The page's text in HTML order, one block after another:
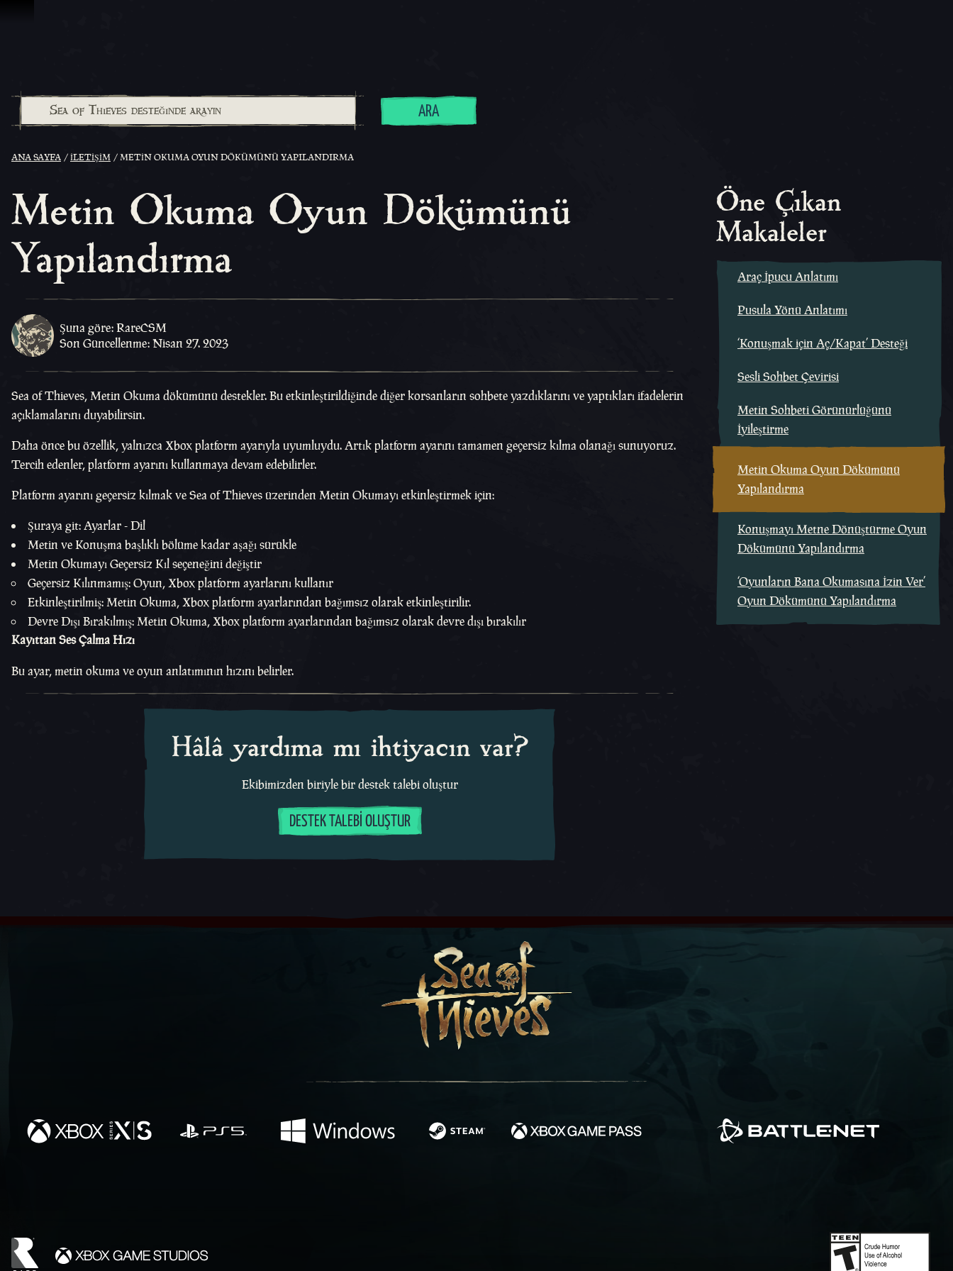
ARA
ANA SAYFA İLETIŞIM METIN OKUMA OYUN DÖKÜMÜNÜ YAPILANDIRMA
Metin Okuma Oyun Dökümünü
Yapılandırma
Şuna göre: RareCSM
Son Güncellenme: Nisan 27. 2023
Sea of Thieves, Metin Okuma dökümünü destekler. Bu etkinleştirildiğinde diğer korsanların sohbete yazdıklarını ve yaptıkları ifadelerin
açıklamalarını duyabilirsin.
Daha önce bu özellik, yalnızca Xbox platform ayarıyla uyumluydu. Artık platform ayarını tamamen geçersiz kılma olanağı sunuyoruz.
Tercih edenler, platform ayarını kullanmaya devam edebilirler.
Platform ayarını geçersiz kılmak ve Sea of Thieves üzerinden Metin Okumayı etkinleştirmek için:
Şuraya git: Ayarlar - Dil
Metin ve Konuşma başlıklı bölüme kadar aşağı sürükle
Metin Okumayı Geçersiz Kıl seçeneğini değiştir
Geçersiz Kılınmamış: Oyun, Xbox platform ayarlarını kullanır
Etkinleştirilmiş: Metin Okuma, Xbox platform ayarlarından bağımsız olarak etkinleştirilir.
Devre Dışı Bırakılmış: Metin Okuma, Xbox platform ayarlarından bağımsız olarak devre dışı bırakılır
Kayıttan Ses Çalma Hızı
Bu ayar, metin okuma ve oyun anlatımının hızını belirler.
Hâlâ yardıma mı ihtiyacın var?
Ekibimizden biriyle bir destek talebi oluştur
DESTEK TALEBI OLUŞTUR
Öne Çıkan
Makaleler
Araç İpucu Anlatımı
Pusula Yönü Anlatımı
‘Konuşmak için Aç/Kapat’ Desteği
Sesli Sohbet Çevirisi
Metin Sohbeti Görünürlüğünü
İyileştirme
Metin Okuma Oyun Dökümünü
Yapılandırma
Konuşmayı Metne Dönüştürme Oyun
Dökümünü Yapılandırma
‘Oyunların Bana Okumasına İzin Ver’
Oyun Dökümünü Yapılandırma